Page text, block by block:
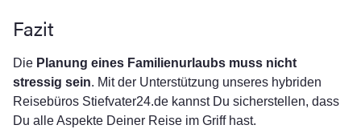
Fazit
Die Planung eines Familienurlaubs muss nicht
stressig sein. Mit der Unterstützung unseres hybriden
Reisebüros Stiefvater24.de kannst Du sicherstellen, dass
Du alle Aspekte Deiner Reise im Griff hast.